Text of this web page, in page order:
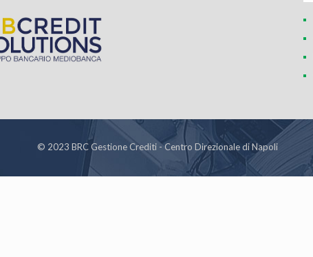
© 2023 BRC Gestione Crediti - Centro Direzionale di Napoli